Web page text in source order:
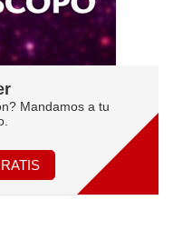
Mandamos a tu